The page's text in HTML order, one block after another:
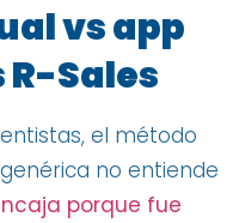
vs app
Sales
el método
no entiende
porque fue